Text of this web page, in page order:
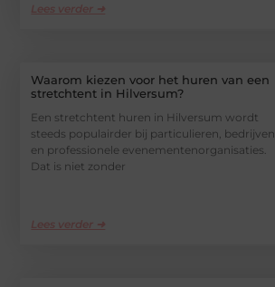
Lees verder ➜
Waarom kiezen voor het huren van een
stretchtent in Hilversum?
Een stretchtent huren in Hilversum wordt
steeds populairder bij particulieren, bedrijven
en professionele evenementenorganisaties.
Dat is niet zonder
Lees verder ➜